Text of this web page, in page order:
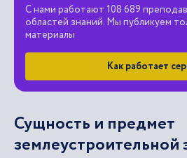
С нами работают 108 689
областей знаний. Мы публикуем
материалы
Как работает
Сущность и предмет
землеустроительной